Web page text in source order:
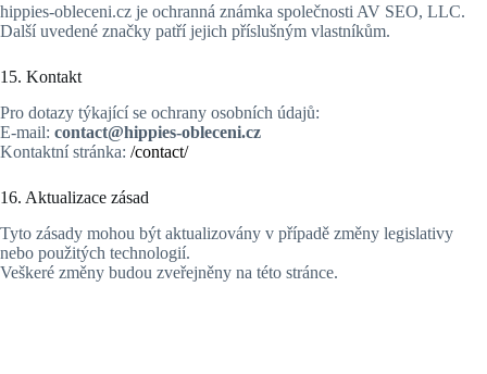
hippies-obleceni.cz je ochranná známka společnosti AV SEO, LLC.
Další uvedené značky patří jejich příslušným vlastníkům.
15. Kontakt
Pro dotazy týkající se ochrany osobních údajů:
E-mail: contact@hippies-obleceni.cz
Kontaktní stránka: /contact/
16. Aktualizace zásad
Tyto zásady mohou být aktualizovány v případě změny legislativy
nebo použitých technologií.
Veškeré změny budou zveřejněny na této stránce.